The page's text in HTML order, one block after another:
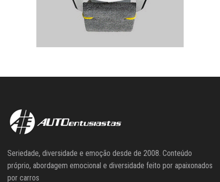
Seriedade, diversidade e emoção desde de 2008. Conteúdo
próprio, abordagem emocional e diversidade feito por apaixonados
por carros